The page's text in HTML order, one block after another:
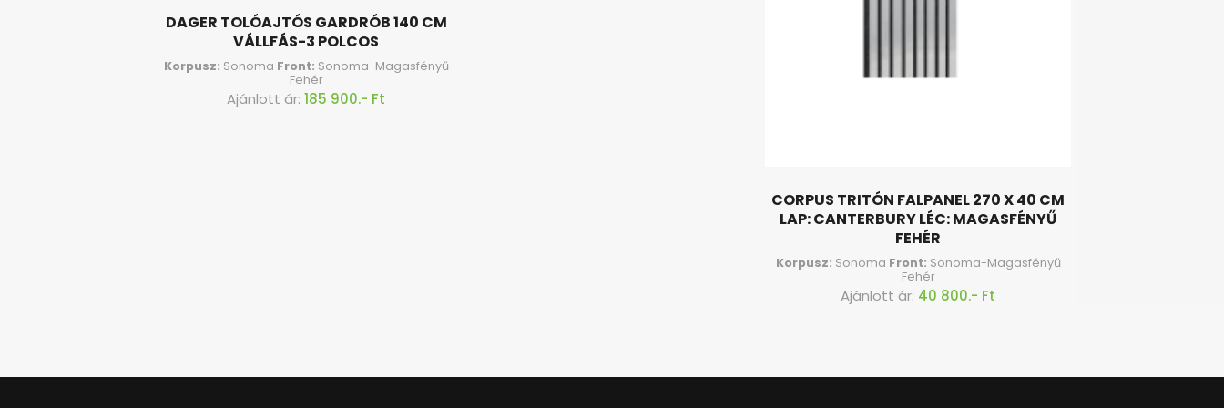
DAGER TOLÓAJTÓS GARDRÓB 140 CM
VÁLLFÁS-3 POLCOS
Korpusz: Sonoma Front: Sonoma-Magasfényű
Fehér
Ajánlott ár: 185 900.- Ft
CORPUS TRITÓN FALPANEL 270 X 40 CM
LAP: CANTERBURY LÉC: MAGASFÉNYŰ
FEHÉR
Korpusz: Sonoma Front: Sonoma-Magasfényű
Fehér
Ajánlott ár: 40 800.- Ft